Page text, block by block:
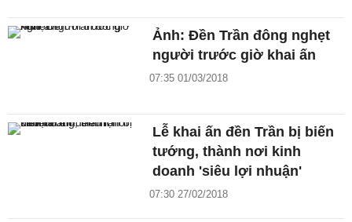
Ảnh: Đền Trần đông nghẹt
người trước giờ khai ấn
07:35 01/03/2018
Lễ khai ấn đền Trần bị biến
tướng, thành nơi kinh
doanh 'siêu lợi nhuận'
07:30 27/02/2018